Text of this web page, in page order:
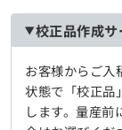
校正品作成サ
お客様からご
状態で「校正品
します。量産